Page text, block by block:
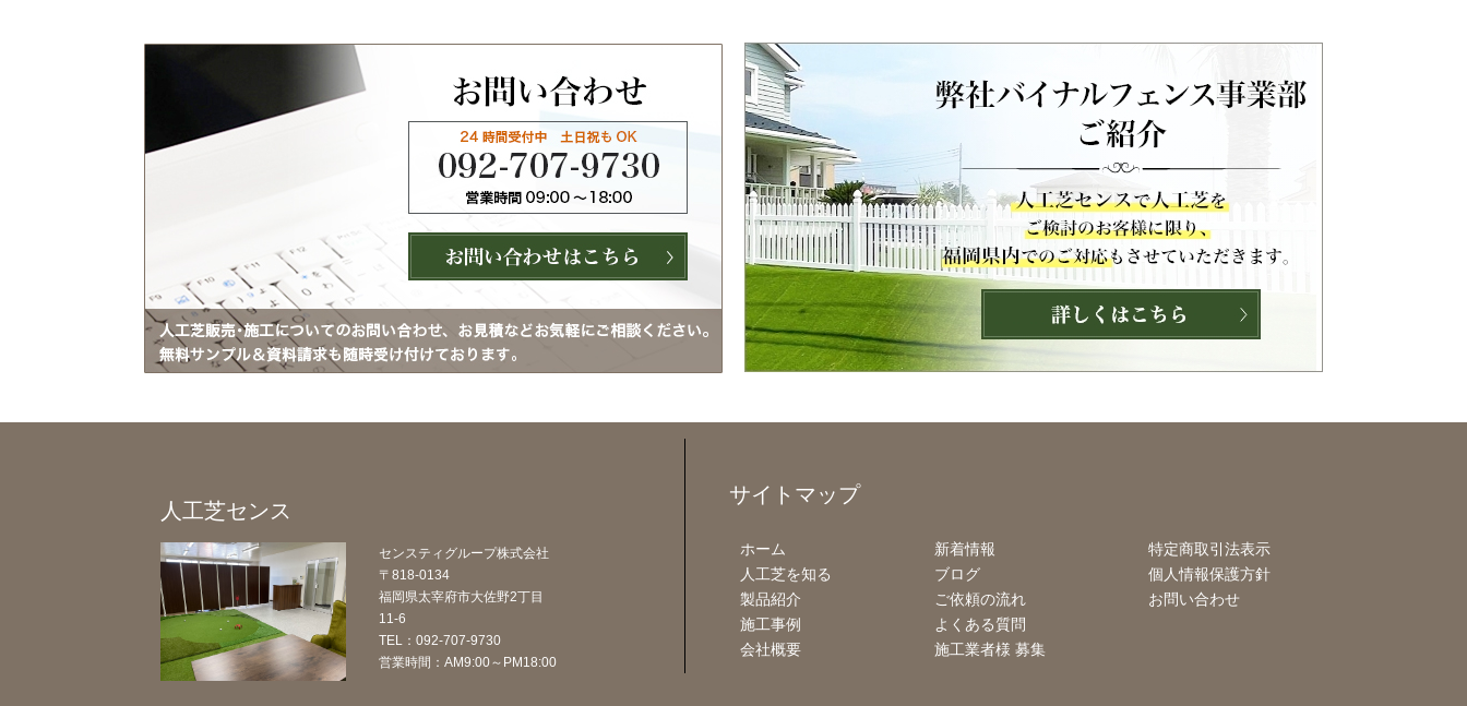
サイトマップ
ホーム
人工芝を知る
製品紹介
施工事例
会社概要
新着情報
ブログ
ご依頼の流れ
よくある質問
施工業者様 募集
特定商取引法表示
個人情報保護方針
お問い合わせ
人工芝センス
センスティグループ株式会社
〒818-0134
福岡県太宰府市大佐野2丁目
11-6
TEL：092-707-9730
営業時間：AM9:00～PM18:00